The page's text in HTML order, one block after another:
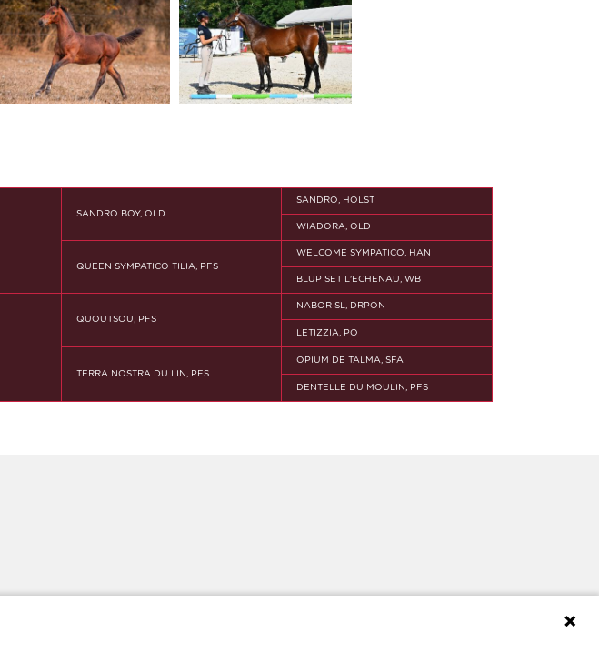
SANDRO BOY, OLD
SANDRO, HOLST
WIADORA, OLD
QUEEN SYMPATICO TILIA, PFS
WELCOME SYMPATICO, HAN
BLUP SET L'ECHENAU, WB
QUOUTSOU, PFS
NABOR SL, DRPON
LETIZZIA, PO
TERRA NOSTRA DU LIN, PFS
OPIUM DE TALMA, SFA
DENTELLE DU MOULIN, PFS